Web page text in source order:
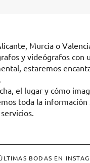
Murcia o
y videógrafos con
estaremos
el lugar y cómo
toda la información
BODAS EN